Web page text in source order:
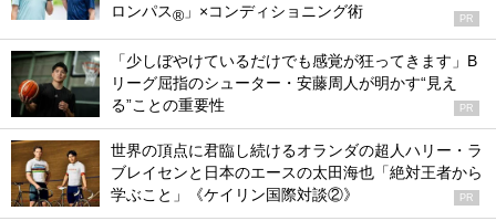
ロンパス® 」×コンディショニング術 PR
「少しぼやけているだけでも感覚が狂ってきます」B
リーグ屈指のシューター・安藤周人が明かす“見え
る”ことの重要性
PR
世界の頂点に君臨し続けるオランダの超人ハリー・ラ
ブレイセンと日本のエースの太田海也「絶対王者から
学ぶこと」《ケイリン国際対談②》
PR